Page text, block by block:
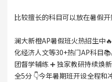
比较擅长的科目可以放在暑假开
澜大新橙AP暑假班火热招生中
化经济人文等30+热门AP科目
团督学辅练 ➕ 独家教研持续焕
全5分 👇今年暑期班开设全程